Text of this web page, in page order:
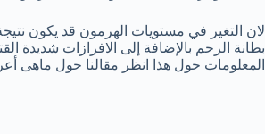
لان التغير في مستويات الهرمون قد يكون
بطانة الرحم بالإضافة إلى الافرازات شديدة
المعلومات حول هذا انظر مقالنا حول ماهى